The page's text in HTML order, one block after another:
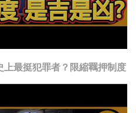
最挺犯罪者？限縮羈押制度